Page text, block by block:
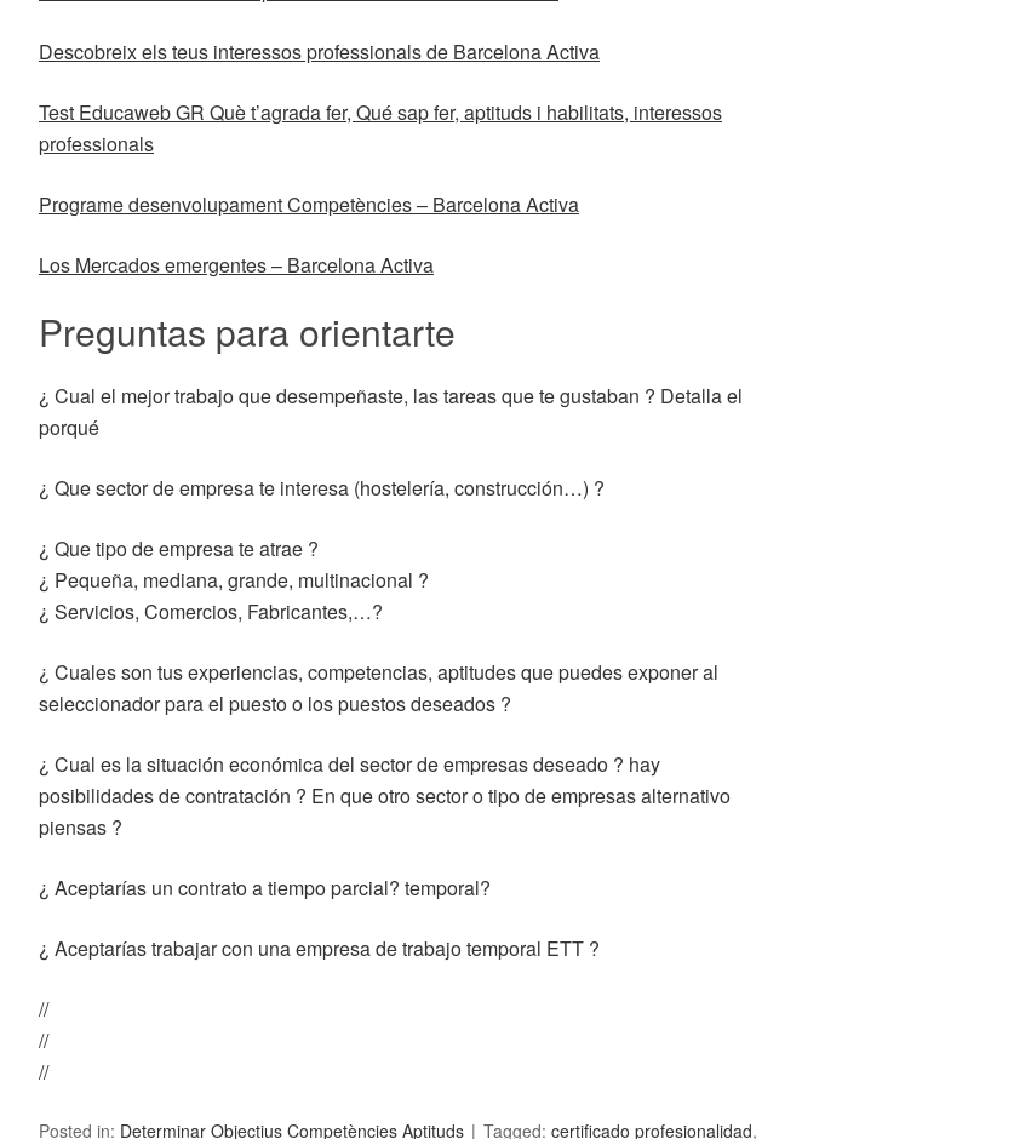
Descobreix els teus interessos professionals de Barcelona Activa
Test Educaweb GR Què t’agrada fer, Qué sap fer, aptituds i habilitats, interessos
professionals
Programe desenvolupament Competències – Barcelona Activa
Los Mercados emergentes – Barcelona Activa
Preguntas para orientarte
¿ Cual el mejor trabajo que desempeñaste, las tareas que te gustaban ? Detalla el
porqué
¿ Que sector de empresa te interesa (hostelería, construcción…) ?
¿ Que tipo de empresa te atrae ?
¿ Pequeña, mediana, grande, multinacional ?
¿ Servicios, Comercios, Fabricantes,…?
¿ Cuales son tus experiencias, competencias, aptitudes que puedes exponer al
seleccionador para el puesto o los puestos deseados ?
¿ Cual es la situación económica del sector de empresas deseado ? hay
posibilidades de contratación ? En que otro sector o tipo de empresas alternativo
piensas ?
¿ Aceptarías un contrato a tiempo parcial? temporal?
¿ Aceptarías trabajar con una empresa de trabajo temporal ETT ?
//
//
//
Posted in: Determinar Objectius Competències Aptituds Tagged: certificado profesionalidad,